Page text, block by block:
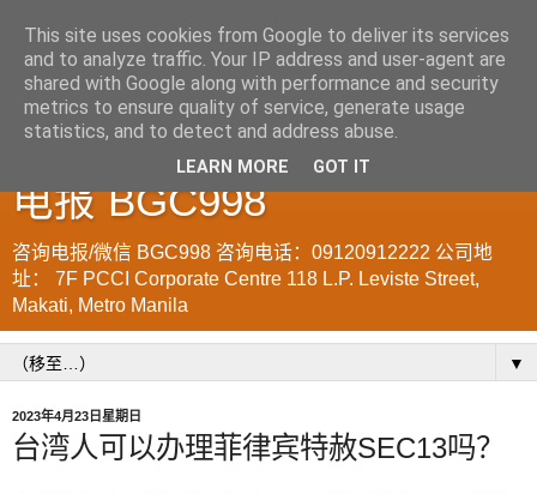
菲律宾998VISA移民公司
WWW.SRRV.DE 咨询微信/
电报 BGC998
咨询电报/微信 BGC998 咨询电话：09120912222 公司地
址： 7F PCCI Corporate Centre 118 L.P. Leviste Street,
Makati, Metro Manila
▼
2023年4月23日星期日
台湾人可以办理菲律宾特赦SEC13吗？
This site uses cookies from Google to deliver its services
and to analyze traffic. Your IP address and user-agent are
shared with Google along with performance and security
metrics to ensure quality of service, generate usage
statistics, and to detect and address abuse.
LEARN MORE GOT IT